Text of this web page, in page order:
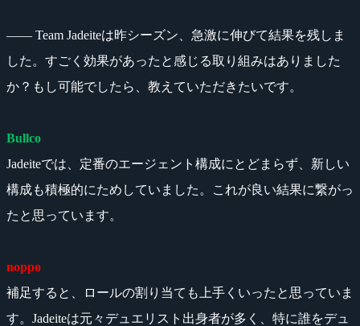
―― Team Jadeiteは昨シーズン、急激に伸びて結果を残しま
した。すごく効果があったと感じる取り組みはありました
か？もし可能でしたら、教えていただきたいです。
Bullco
Jadeiteでは、定番のエージェント構成にとどまらず、新しい
構成も積極的にためしていました。これが良い結果に繋がっ
たと思っています。
noppo
補足すると、ロールの割り当ても上手くいったと思っていま
す。Jadeiteは元々デュエリスト出身者が多く、特に誰をデュ